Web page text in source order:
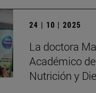
24 | 10 | 2025
La doctora
Académico
Nutrición y